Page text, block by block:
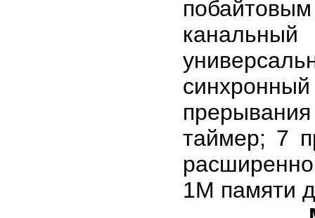
таймер; 7
1М памяти